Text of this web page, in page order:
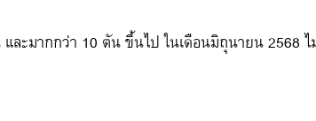
ละมากกว่า 10 ตัน ขึ้นไป ในเดือนมิถุนายน 2568